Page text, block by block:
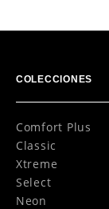
COLECCIONES
Comfort Plus
Classic
Xtreme
Select
Neon